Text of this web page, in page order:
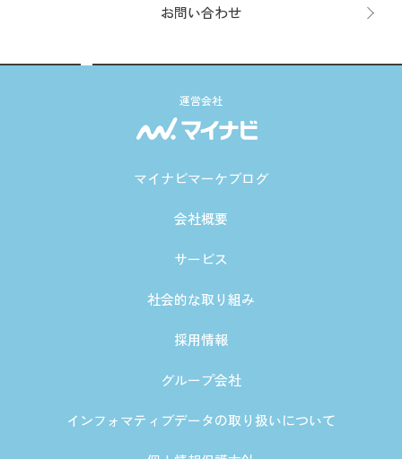
お問い合わせ
運営会社
マイナビマーケブログ
会社概要
サービス
社会的な取り組み
採用情報
グループ会社
インフォマティブデータの取り扱いについて